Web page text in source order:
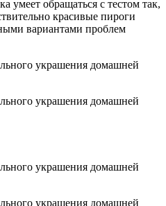
умеет обращаться с тестом так,
красивые пироги
вариантами проблем